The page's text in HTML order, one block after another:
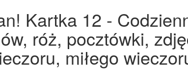
Kartka 12 -
róż, pocztówki,
miłego